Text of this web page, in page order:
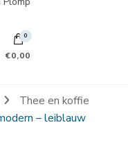
0
€0,00
Thee en koffie
– leiblauw